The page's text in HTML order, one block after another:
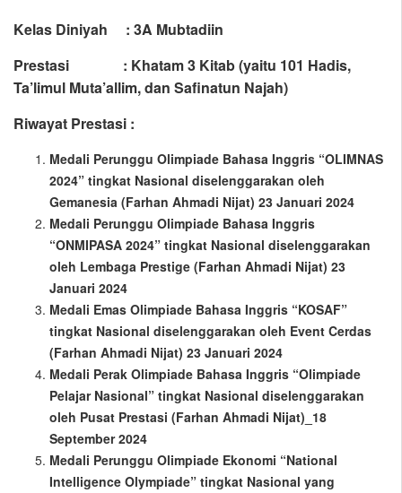
Kelas Diniyah : 3A Mubtadiin
Prestasi : Khatam 3 Kitab (yaitu 101 Hadis,
Ta’limul Muta’allim, dan Safinatun Najah)
Riwayat Prestasi :
Medali Perunggu Olimpiade Bahasa Inggris “OLIMNAS
2024” tingkat Nasional diselenggarakan oleh
Gemanesia (Farhan Ahmadi Nijat) 23 Januari 2024
Medali Perunggu Olimpiade Bahasa Inggris
“ONMIPASA 2024” tingkat Nasional diselenggarakan
oleh Lembaga Prestige (Farhan Ahmadi Nijat) 23
Januari 2024
Medali Emas Olimpiade Bahasa Inggris “KOSAF”
tingkat Nasional diselenggarakan oleh Event Cerdas
(Farhan Ahmadi Nijat) 23 Januari 2024
Medali Perak Olimpiade Bahasa Inggris “Olimpiade
Pelajar Nasional” tingkat Nasional diselenggarakan
oleh Pusat Prestasi (Farhan Ahmadi Nijat)_18
September 2024
Medali Perunggu Olimpiade Ekonomi “National
Intelligence Olympiade” tingkat Nasional yang